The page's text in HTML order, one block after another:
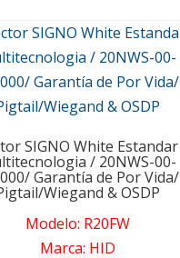
SIGNO White Estandar
/ 20NWS-00-
Garantía de Por Vida/
Wiegand & OSDP
Modelo: R20FW
Marca: HID